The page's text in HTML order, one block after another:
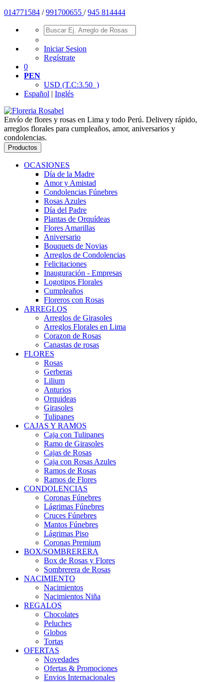
014771584 /991700655 /945 814444
Iniciar Sesion
Regístrate
0
PEN
USD (T.C:3.50 )
Español | Inglés
Envío de flores y rosas en Lima y todo Perú. Delivery rápido,
arreglos florales para cumpleaños, amor, aniversarios y
condolencias.
Productos
OCASIONES
Día de la Madre
Amor y Amistad
Condolencias Fúnebres
Rosas Azules
Día del Padre
Plantas de Orquídeas
Flores Amarillas
Aniversario
Bouquets de Novias
Arreglos de Condolencias
Felicitaciones
Inauguración - Empresas
Logotipos Florales
Cumpleaños
Floreros con Rosas
ARREGLOS
Arreglos de Girasoles
Arreglos Florales en Lima
Corazon de Rosas
Canastas de rosas
FLORES
Rosas
Gerberas
Lilium
Anturios
Orquideas
Girasoles
Tulipanes
CAJAS Y RAMOS
Caja con Tulipanes
Ramo de Girasoles
Cajas de Rosas
Caja con Rosas Azules
Ramos de Rosas
Ramos de Flores
CONDOLENCIAS
Coronas Fúnebres
Lágrimas Fúnebres
Cruces Fúnebres
Mantos Fúnebres
Lágrimas Piso
Coronas Premium
BOX/SOMBRERERA
Box de Rosas y Flores
Sombrerera de Rosas
NACIMIENTO
Nacimientos
Nacimientos Niña
REGALOS
Chocolates
Peluches
Globos
Tortas
OFERTAS
Novedades
Ofertas & Promociones
Envios Internacionales